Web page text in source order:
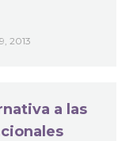
2013
a las